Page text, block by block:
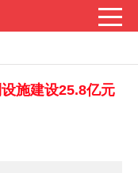
施建设25.8亿元